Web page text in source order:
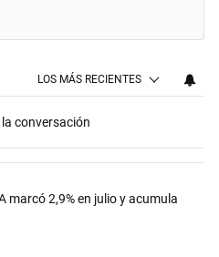
LOS MÁS RECIENTES
la conversación
con más comentarios en los
"La inflación en CABA marcó
marcó 2,9% en julio y acumula